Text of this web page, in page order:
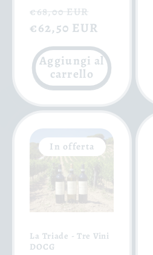
Prezzo
di
listino
€68,00 EUR
scontato
€62,50 EUR
Aggiungi al
carrello
In offerta
La Triade - Tre Vini
DOCG